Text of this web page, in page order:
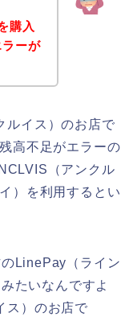
購入
ーが
ルイス）のお店で
高不足がエラーの
（アンクル
）を利用するとい
LinePay（ライン
たいなんですよ
ス）のお店で